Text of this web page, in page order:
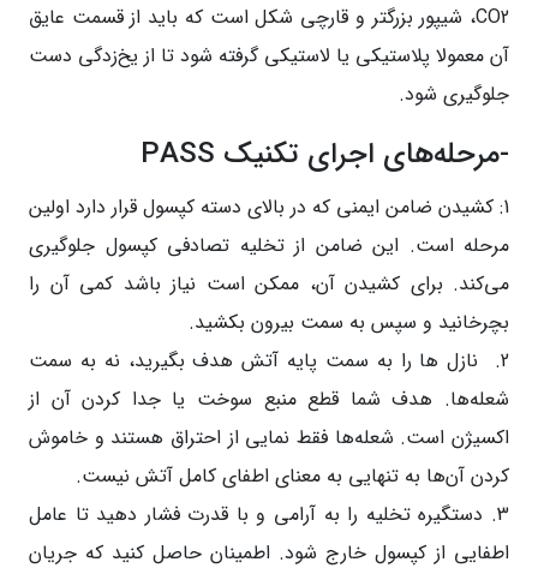
CO2، شیپور بزرگتر و قارچی شکل است که باید از قسمت عایق
آن معمولا پلاستیکی یا لاستیکی گرفته شود تا از یخ‌زدگی دست
جلوگیری شود.
-مرحله‌های اجرای تکنیک PASS
1: کشیدن ضامن ایمنی که در بالای دسته کپسول قرار دارد اولین
مرحله است. این ضامن از تخلیه تصادفی کپسول جلوگیری
می‌کند. برای کشیدن آن، ممکن است نیاز باشد کمی آن را
بچرخانید و سپس به سمت بیرون بکشید.
2. نازل ها را به سمت پایه آتش هدف بگیرید، نه به سمت
شعله‌ها. هدف شما قطع منبع سوخت یا جدا کردن آن از
اکسیژن است. شعله‌ها فقط نمایی از احتراق هستند و خاموش
کردن آن‌ها به تنهایی به معنای اطفای کامل آتش نیست.
3. دستگیره تخلیه را به آرامی و با قدرت فشار دهید تا عامل
اطفایی از کپسول خارج شود. اطمینان حاصل کنید که جریان